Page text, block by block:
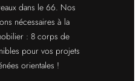
dans le 66. Nos
nécessaires à la
: 8 corps de
pour vos projets
orientales !